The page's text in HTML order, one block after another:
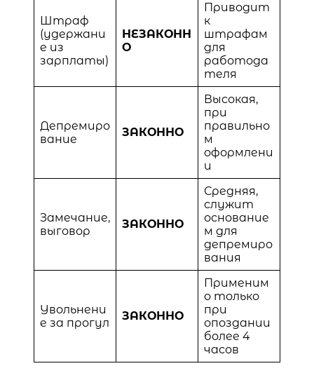
Штраф
(удержани
е из
зарплаты)
НЕЗАКОНН
О
Приводит
к
штрафам
для
работода
теля
Депремиро
вание
ЗАКОННО
Высокая,
при
правильно
м
оформлени
и
Замечание,
выговор
ЗАКОННО
Средняя,
служит
основание
м для
депремиро
вания
Увольнени
е за прогул
ЗАКОННО
Применим
о только
при
опоздании
более 4
часов